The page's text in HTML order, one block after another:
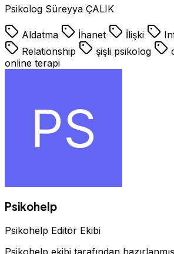
Psikolog Süreyya ÇALIK
Aldatma İhanet İlişki
Relationship
şişli psikolog
online terapi
Psikohelp
Psikohelp Editör Ekibi